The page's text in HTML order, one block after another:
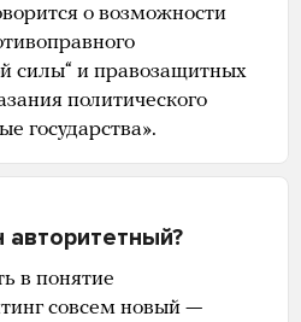
о возможности
силы“ и правозащитных
политического
государства».
авторитетный?
в понятие
совсем новый —